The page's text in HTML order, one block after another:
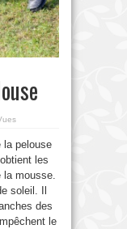
la pelouse
les
la mousse.
soleil. Il
des
le